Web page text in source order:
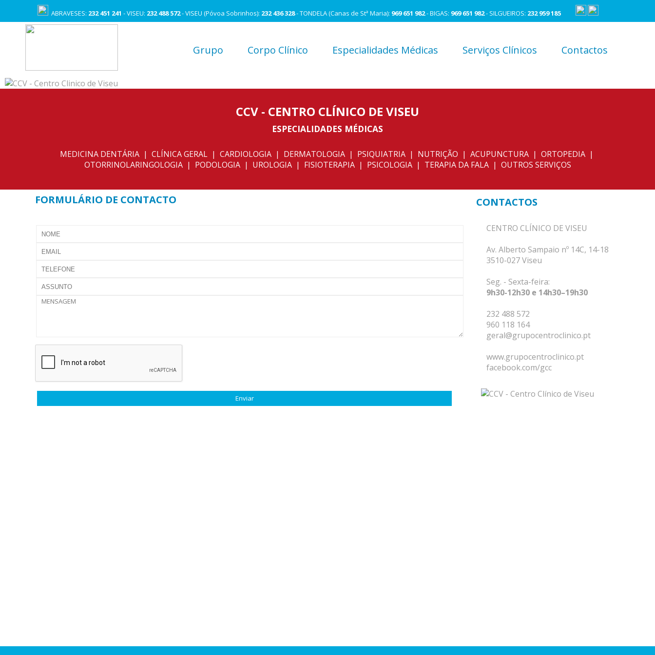
ABRAVESES: 232 451 241 - VISEU: 232 488 572- VISEU (Póvoa Sobrinhos): 232 436 328- TONDELA (Canas de Stª Maria): 969 651 982- BIGAS: 969 651 982- SILGUEIROS: 232 959 185
Grupo Corpo Clínico Especialidades Médicas Serviços Clínicos Contactos
CCV - CENTRO CLÍNICO DE VISEU
ESPECIALIDADES MÉDICAS
MEDICINA DENTÁRIA | CLÍNICA GERAL | CARDIOLOGIA | DERMATOLOGIA | PSIQUIATRIA | NUTRIÇÃO | ACUPUNCTURA | ORTOPEDIA |
OTORRINOLARINGOLOGIA | PODOLOGIA | UROLOGIA | FISIOTERAPIA | PSICOLOGIA | TERAPIA DA FALA | OUTROS SERVIÇOS
FORMULÁRIO DE CONTACTO CONTACTOS
CENTRO CLÍNICO DE VISEU
Av. Alberto Sampaio nº 14C, 14-18
3510-027 Viseu
Seg. - Sexta-feira:
9h30-12h30 e 14h30–19h30
232 488 572
960 118 164
geral@grupocentroclinico.pt
www.grupocentroclinico.pt
facebook.com/gcc